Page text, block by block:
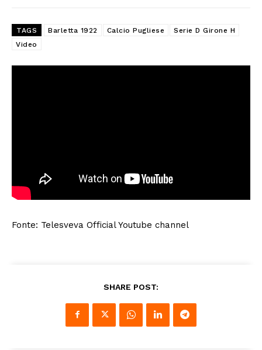
TAGS Barletta 1922 Calcio Pugliese
Serie D Girone H
Video
Fonte: Telesveva Official Youtube channel
SHARE POST: